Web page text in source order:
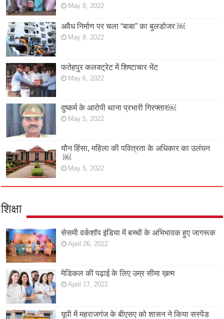
May 8, 2022
अवैध निर्माण पर चला “बाबा” का बुलडोजर ￼
May 8, 2022
फतेहपुर कलक्ट्रेट में शिष्टाचार भेंट
May 6, 2022
दुष्कर्म के आरोपी थाना प्रभारी गिरफ्तार￼
May 5, 2022
यौन हिंसा, महिला की पवित्रता के अधिकार का उलंघन
￼
May 5, 2022
शिक्षा
सेसमी वर्कशॉप इंडिया में बच्चों के अभिभावक हुए जागरूक
April 26, 2022
मेडिकल की पढ़ाई के लिए उम्र सीमा ख़त्म
April 17, 2022
यूपी में महराजगंज के बीएसए को शासन ने किया सस्पेंड